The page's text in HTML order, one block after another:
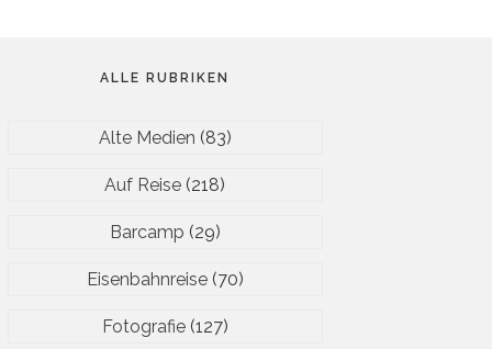
ALLE RUBRIKEN
Alte Medien (83)
Auf Reise (218)
Barcamp (29)
Eisenbahnreise(70)
Fotografie(127)